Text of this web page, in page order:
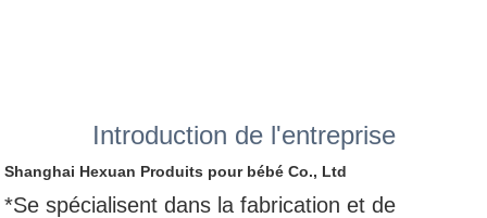
Introduction de l'entreprise
Shanghai Hexuan Produits pour bébé Co., Ltd
*Se spécialisent dans la fabrication et de